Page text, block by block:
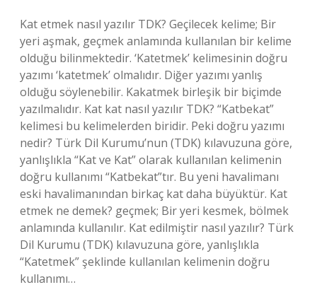
Kat etmek nasıl yazılır TDK? Geçilecek kelime; Bir
yeri aşmak, geçmek anlamında kullanılan bir kelime
olduğu bilinmektedir. ‘Katetmek’ kelimesinin doğru
yazımı ‘katetmek’ olmalıdır. Diğer yazımı yanlış
olduğu söylenebilir. Kakatmek birleşik bir biçimde
yazılmalıdır. Kat kat nasıl yazılır TDK? “Katbekat”
kelimesi bu kelimelerden biridir. Peki doğru yazımı
nedir? Türk Dil Kurumu’nun (TDK) kılavuzuna göre,
yanlışlıkla “Kat ve Kat” olarak kullanılan kelimenin
doğru kullanımı “Katbekat”tır. Bu yeni havalimanı
eski havalimanından birkaç kat daha büyüktür. Kat
etmek ne demek? geçmek; Bir yeri kesmek, bölmek
anlamında kullanılır. Kat edilmiştir nasıl yazılır? Türk
Dil Kurumu (TDK) kılavuzuna göre, yanlışlıkla
“Katetmek” şeklinde kullanılan kelimenin doğru
kullanımı…